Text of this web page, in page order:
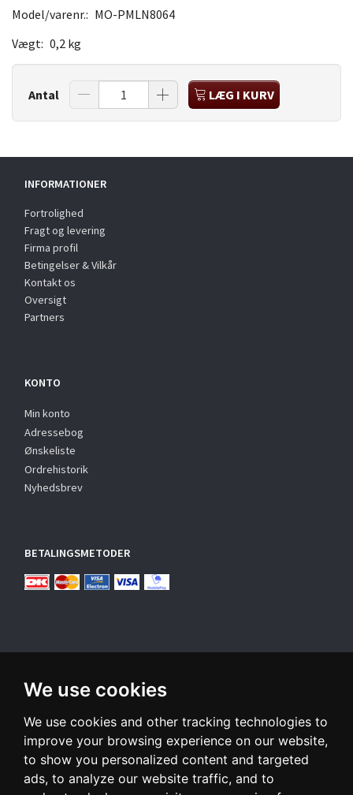
We use cookies
We use cookies and other tracking technologies to
improve your browsing experience on our website,
to show you personalized content and targeted
ads, to analyze our website traffic, and to
Model/varenr.: MO-PMLN8064
Vægt: 0,2 kg
Antal LÆG I KURV
INFORMATIONER
Fortrolighed
Fragt og levering
Firma profil
Betingelser & Vilkår
Kontakt os
Oversigt
Partners
KONTO
Min konto
Adressebog
Ønskeliste
Ordrehistorik
Nyhedsbrev
BETALINGSMETODER
TILMELD NYHEDSBREV
Email-
adresse
Tilmeld dig vores nyhedsbrev og modtag gode tilbud samt
andre spændende nyheder direkte i din indbakke.